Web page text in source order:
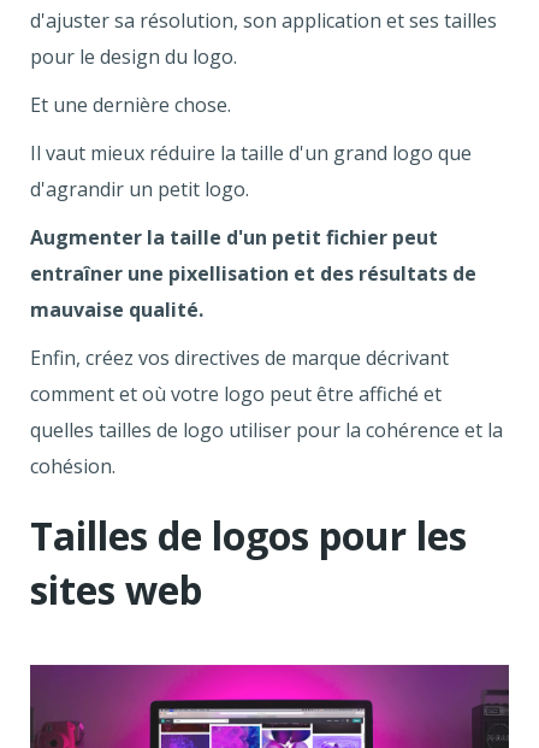
d'ajuster sa résolution, son application et ses tailles
pour le design du logo.
Et une dernière chose.
Il vaut mieux réduire la taille d'un grand logo que
d'agrandir un petit logo.
Augmenter la taille d'un petit fichier peut
entraîner une pixellisation et des résultats de
mauvaise qualité.
Enfin, créez vos directives de marque décrivant
comment et où votre logo peut être affiché et
quelles tailles de logo utiliser pour la cohérence et la
cohésion.
Tailles de logos pour les
sites web